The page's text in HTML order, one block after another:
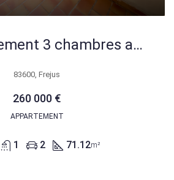
Bel appartement 3 chambres avec terrasse à Fréjus – 260 000 €
83600, Frejus
260 000 €
APPARTEMENT
1 2 71.12m²